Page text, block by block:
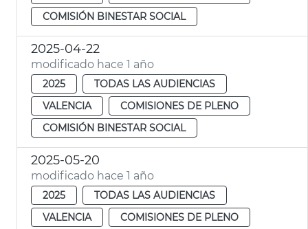
COMISIÓN BINESTAR SOCIAL
2025-04-22
modificado hace 1 año
2025
TODAS LAS AUDIENCIAS
VALENCIA
COMISIONES DE PLENO
COMISIÓN BINESTAR SOCIAL
2025-05-20
modificado hace 1 año
2025
TODAS LAS AUDIENCIAS
VALENCIA
COMISIONES DE PLENO